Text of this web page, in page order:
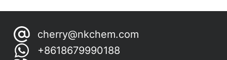
cherry@nkchem.com
+8618679990188